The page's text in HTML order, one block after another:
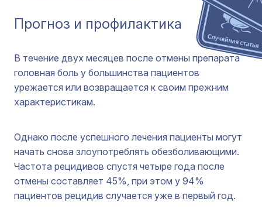
Прогноз и профилактика
В течение двух месяцев после отмены препарата
головная боль у большинства пациентов
урежается или возвращается к своим прежним
характеристикам.
Однако после успешного лечения пациенты могут
начать снова злоупотреблять обезболивающими.
Частота рецидивов спустя четыре года после
отмены составляет 45%, при этом у 94%
пациентов рецидив случается уже в первый год.